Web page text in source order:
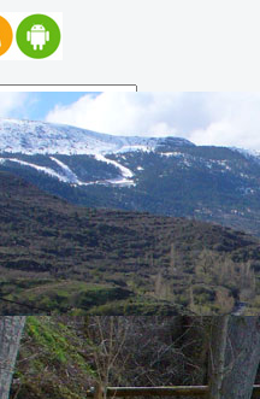
XTREM
abrirán este sábado